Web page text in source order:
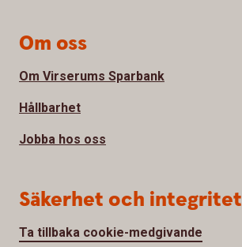
Om oss
Om Virserums Sparbank
Hållbarhet
Jobba hos oss
Säkerhet och integritet
Ta tillbaka cookie-medgivande